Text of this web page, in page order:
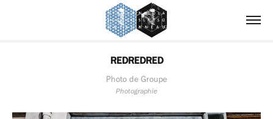
REDREDRED
Photo de Groupe
Photographie